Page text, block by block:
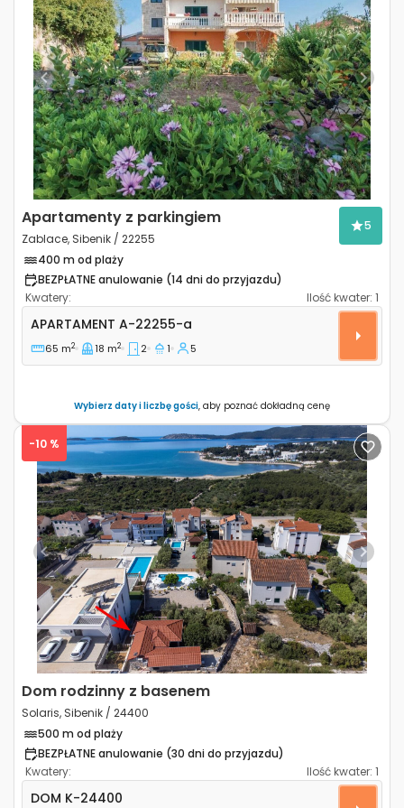
Previous Next
Apartamenty z parkingiem
Zablace, Sibenik / 22255
5
400 m od plaży
BEZPŁATNE anulowanie (14 dni do przyjazdu)
Kwatery:
Ilość kwater: 1
Dwupokojowy apartament Zablace, Sibenik A-
APARTAMENT A-22255-a
65 m2 18 m2 2 1 5
Wybierz daty i liczbę gości, aby poznać dokładną cenę
Previous Next
-10 %
Dom rodzinny z basenem
Solaris, Sibenik / 24400
500 m od plaży
BEZPŁATNE anulowanie (30 dni do przyjazdu)
Kwatery:
Ilość kwater: 1
Dwupokojowy dom Solaris, Sibenik K-24400
DOM K-24400